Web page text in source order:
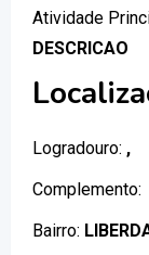
Atividade
DESCRICAO
Logradouro: ,
Complemento:
Bairro: